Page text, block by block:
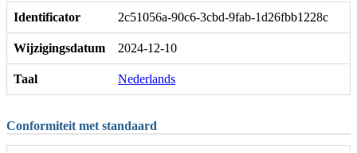
Identificator 2c51056a-90c6-3cbd-9fab-1d26fbb1228c
Wijzigingsdatum 2024-12-10
Taal Nederlands
Conformiteit met standaard